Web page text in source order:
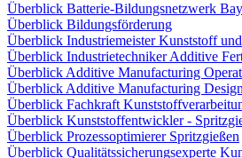
Überblick Batterie-Bildungsnetzwerk
Überblick Bildungsförderung
Überblick Industriemeister Kunststoff
Überblick Industrietechniker Additive
Überblick Additive Manufacturing
Überblick Additive Manufacturing
Überblick Fachkraft
Überblick Kunststoffentwickler -
Überblick Prozessoptimierer Spritzgießen
Überblick Qualitätssicherungsexperte